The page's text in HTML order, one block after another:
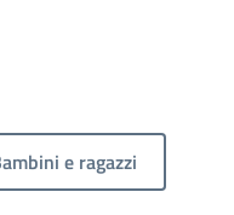
e ragazzi